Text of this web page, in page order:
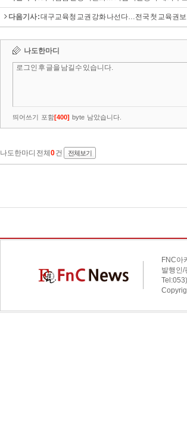
다음기사 :대구교육청 교권 강화 나선다…전국 첫 교육권
FNC아
발행인/